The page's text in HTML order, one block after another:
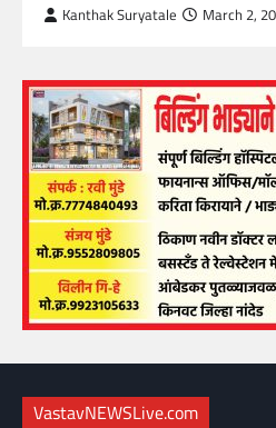
Kanthak Suryatale March 2,
VastavNEWSLive.com